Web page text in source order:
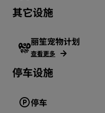
其它设施
丽笙宠物计划
查看更多
停车设施
停车